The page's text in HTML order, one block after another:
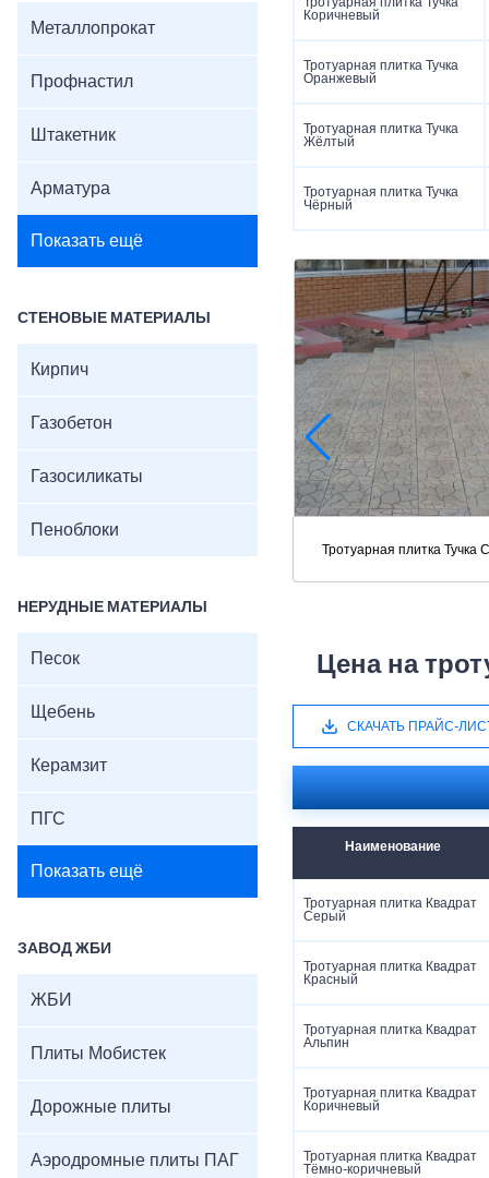
Металлопрокат
Профнастил
Штакетник
Арматура
Показать ещё
СТЕНОВЫЕ МАТЕРИАЛЫ
Кирпич
Газобетон
Газосиликаты
Пеноблоки
НЕРУДНЫЕ МАТЕРИАЛЫ
Песок
Щебень
Керамзит
ПГС
Показать ещё
ЗАВОД ЖБИ
ЖБИ
Плиты Мобистек
Дорожные плиты
Аэродромные плиты ПАГ
Коричневый
Тротуарная плитка Тучка
Оранжевый
Тротуарная плитка Тучка
Жёлтый
Тротуарная плитка Тучка
Чёрный
Тротуарная плитка Тучка
Цена на
СКАЧАТЬ ПРАЙС-
Наименование
Тротуарная плитка Квадрат
Серый
Тротуарная плитка Квадрат
Красный
Тротуарная плитка Квадрат
Альпин
Тротуарная плитка Квадрат
Коричневый
Тротуарная плитка Квадрат
Тёмно-коричневый